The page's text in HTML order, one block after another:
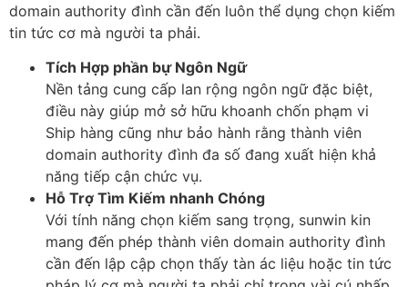
domain authority đình cần đến luôn thể dụng chọn kiếm
tin tức cơ mà người ta phải.
Tích Hợp phần bự Ngôn Ngữ
Nền tảng cung cấp lan rộng ngôn ngữ đặc biệt,
điều này giúp mở sở hữu khoanh chốn phạm vi
Ship hàng cũng như bảo hành rằng thành viên
domain authority đình đa số đang xuất hiện khả
năng tiếp cận chức vụ.
Hỗ Trợ Tìm Kiếm nhanh Chóng
Với tính năng chọn kiếm sang trọng, sunwin kin
mang đến phép thành viên domain authority đình
cần đến lập cập chọn thấy tàn ác liệu hoặc tin tức